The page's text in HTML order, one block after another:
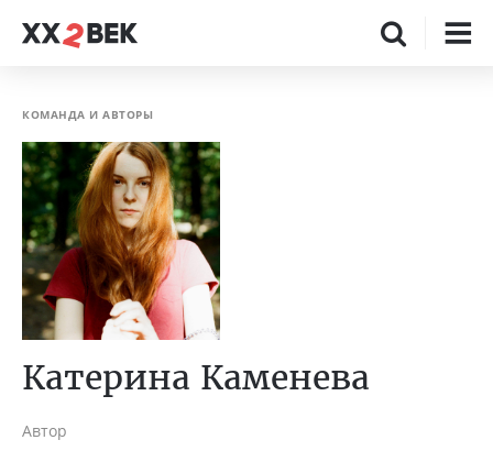
КОМАНДА И АВТОРЫ
Катерина Каменева
Автор